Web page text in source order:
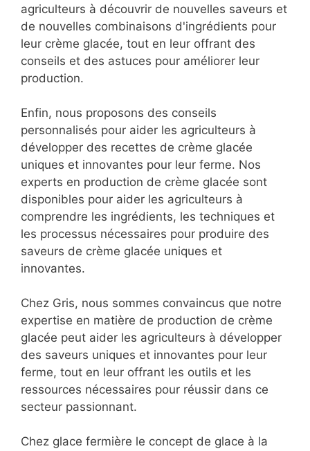
agriculteurs à découvrir de nouvelles saveurs et
de nouvelles combinaisons d'ingrédients pour
leur crème glacée, tout en leur offrant des
conseils et des astuces pour améliorer leur
production.
Enfin, nous proposons des conseils
personnalisés pour aider les agriculteurs à
développer des recettes de crème glacée
uniques et innovantes pour leur ferme. Nos
experts en production de crème glacée sont
disponibles pour aider les agriculteurs à
comprendre les ingrédients, les techniques et
les processus nécessaires pour produire des
saveurs de crème glacée uniques et
innovantes.
Chez Gris, nous sommes convaincus que notre
expertise en matière de production de crème
glacée peut aider les agriculteurs à développer
des saveurs uniques et innovantes pour leur
ferme, tout en leur offrant les outils et les
ressources nécessaires pour réussir dans ce
secteur passionnant.
Chez glace fermière le concept de glace à la